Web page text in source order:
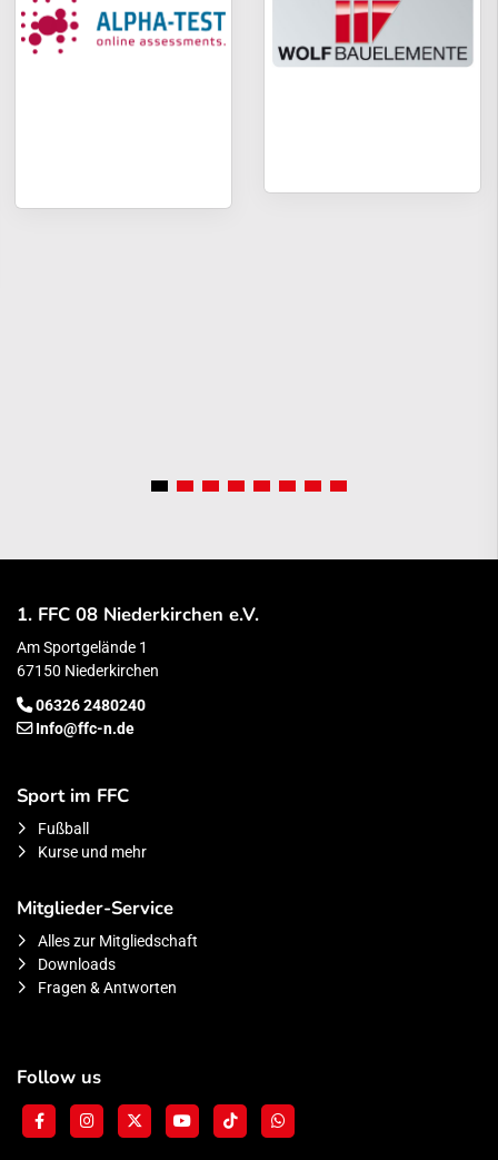
1. FFC 08 Niederkirchen e.V.
Am Sportgelände 1
67150 Niederkirchen
06326 2480240
Info@ffc-n.de
Sport im FFC
Fußball
Kurse und mehr
Mitglieder-Service
Alles zur Mitgliedschaft
Downloads
Fragen & Antworten
Follow us